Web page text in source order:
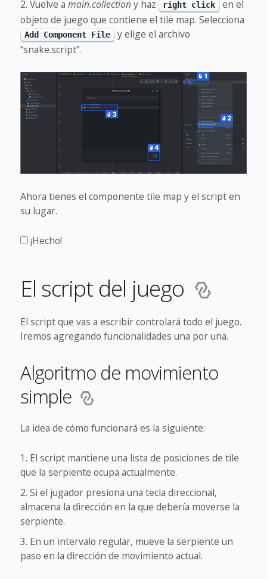
Vuelve a main.collection y haz right click
en el
objeto de juego que contiene el tile map. Selecciona
Add Component File
y elige el archivo
“snake.script”.
Ahora tienes el componente tile map y el script en
su lugar.
¡Hecho!
El script del juego
El script que vas a escribir controlará todo el juego.
Iremos agregando funcionalidades una por una.
Algoritmo de movimiento
simple
La idea de cómo funcionará es la siguiente:
El script mantiene una lista de posiciones de tile
que la serpiente ocupa actualmente.
Si el jugador presiona una tecla direccional,
almacena la dirección en la que debería moverse la
serpiente.
En un intervalo regular, mueve la serpiente un
paso en la dirección de movimiento actual.